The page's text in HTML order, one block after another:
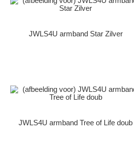
JWLS4U armband Star Zilver
JWLS4U armband Tree of Life doub